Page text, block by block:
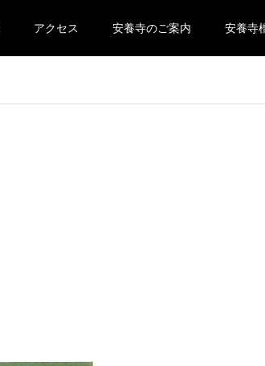
アクセス 安養寺のご案内 安養寺